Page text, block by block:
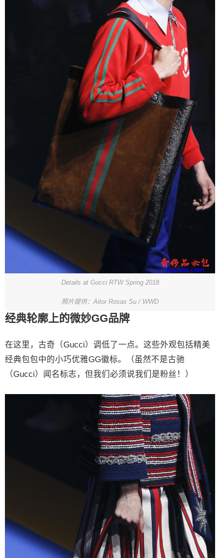
Details at Gucci RTW Spring 2018
照片提供：Aitor Rosas Su / WWD
经典轮廓上的微妙GG品牌
在这里，古奇（Gucci）调低了一点。这些外观包括精美
经典包包中的小巧优雅GG徽标。（虽然不是古驰
（Gucci）闻名标志，但我们必须说我们是粉丝！）